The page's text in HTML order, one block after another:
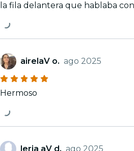
la fila delantera que hablaba
airelaV o. ago 2025
Hermoso
leria aV d. ago 2025